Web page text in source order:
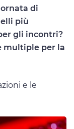
di
più
gli incontri?
multiple per la
e le